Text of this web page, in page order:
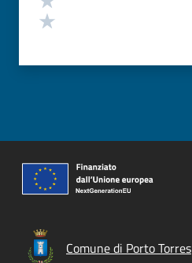
Comune di Porto Torres